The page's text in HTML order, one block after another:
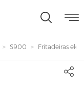
S900 Fritadeiras